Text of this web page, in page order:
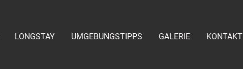
LONGSTAY UMGEBUNGSTIPPS GALERIE KONTAKT